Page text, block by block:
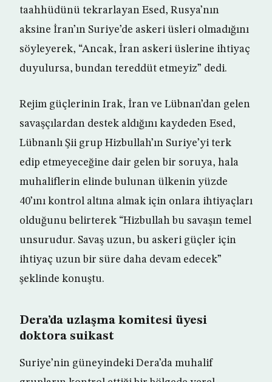
taahhüdünü tekrarlayan Esed, Rusya’nın
aksine İran’ın Suriye’de askeri üsleri olmadığını
söyleyerek, “Ancak, İran askeri üslerine ihtiyaç
duyulursa, bundan tereddüt etmeyiz” dedi.
Rejim güçlerinin Irak, İran ve Lübnan’dan gelen
savaşçılardan destek aldığını kaydeden Esed,
Lübnanlı Şii grup Hizbullah’ın Suriye’yi terk
edip etmeyeceğine dair gelen bir soruya, hala
muhaliflerin elinde bulunan ülkenin yüzde
40’ını kontrol altına almak için onlara ihtiyaçları
olduğunu belirterek “Hizbullah bu savaşın temel
unsurudur. Savaş uzun, bu askeri güçler için
ihtiyaç uzun bir süre daha devam edecek”
şeklinde konuştu.
Dera’da uzlaşma komitesi üyesi
doktora suikast
Suriye’nin güneyindeki Dera’da muhalif